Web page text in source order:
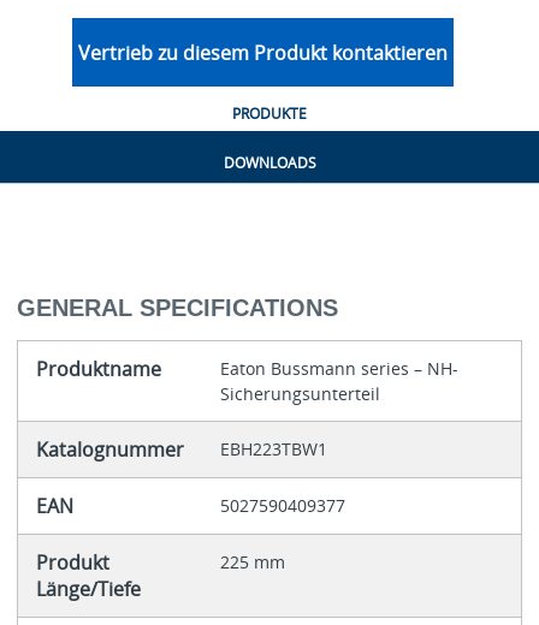
Vertrieb zu diesem Produkt kontaktieren
PRODUKTE
DOWNLOADS
GENERAL SPECIFICATIONS
Produktname
Eaton Bussmann series – NH-
Sicherungsunterteil
Katalognummer EBH223TBW1
EAN 5027590409377
Produkt
Länge/Tiefe
225 mm